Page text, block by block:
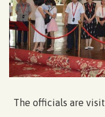
The officials are